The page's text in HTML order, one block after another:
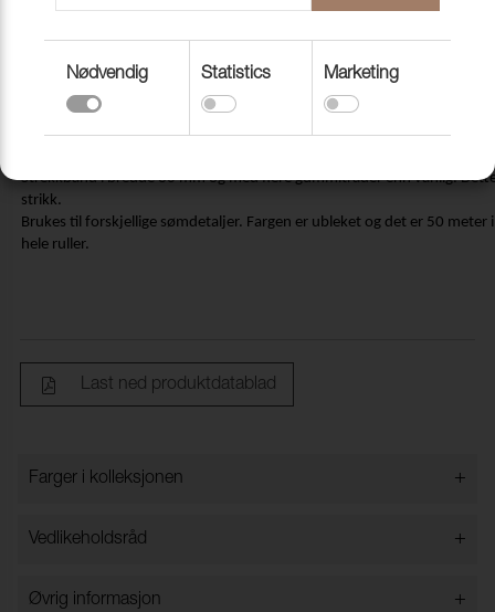
Strekkband 3160, 30 mm ubleket.
50/100 m/rle
4531630
Strekkbånd i bredde 30 mm og med flere gummitråder enn vanlig.
strikk.
Brukes til forskjellige sømdetaljer. Fargen er ubleket og det er 50 meter
hele ruller.
Last ned produktdatablad
Farger i kolleksjonen +
Farger i kolleksjonen
Vedlikeholdsråd +
Øvrig informasjon +
Nødvendig Statistics Marketing